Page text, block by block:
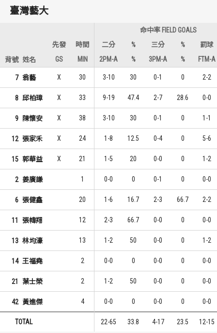
臺灣藝大
命中率 FIELD GOALS
先發
時間 二分 % 三分 %
罰球
背號 姓名 GS MIN 2PM-A % 3PM-A % FTM-A
7 翁藝 X 30 3-10 30 0-1 0 2-2
8 邱柏璋 X 33 9-19 47.4 2-7 28.6 0-0
9 陳懷安 X 38 3-10 30 0-1 0 1-1
12 張家禾 X 24 1-8 12.5 0-4 0 5-6
15 郭華益 X 21 1-5 20 0-0 0 1-2
2 姜廣謙 1 0-0 0 0-1 0 0-0
6 張健鑫 20 1-6 16.7 2-3 66.7 2-2
11 張幃翔 12 2-3 66.7 0-0 0 0-0
13 林均濠 13 1-2 50 0-0 0 1-2
14 王福堯 2 0-0 0 0-0 0 0-0
21 葉士榮 2 1-2 50 0-0 0 0-0
42 黃進傑 4 0-0 0 0-0 0 0-0
TOTAL 22-65 33.8 4-17 23.5 12-15